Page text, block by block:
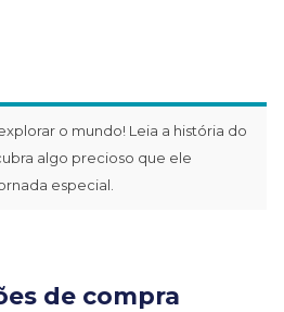
o mundo! Leia a história do
algo precioso que ele
especial.
de compra